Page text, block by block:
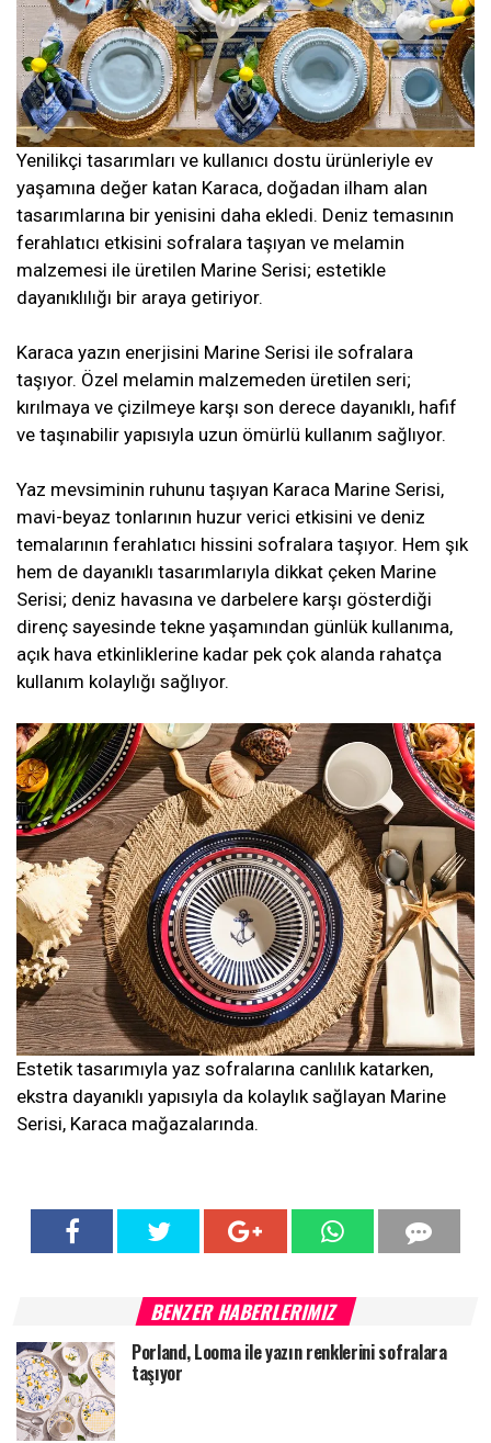
Yenilikçi tasarımları ve kullanıcı dostu ürünleriyle ev
yaşamına değer katan Karaca, doğadan ilham alan
tasarımlarına bir yenisini daha ekledi. Deniz temasının
ferahlatıcı etkisini sofralara taşıyan ve melamin
malzemesi ile üretilen Marine Serisi; estetikle
dayanıklılığı bir araya getiriyor.
Karaca yazın enerjisini Marine Serisi ile sofralara
taşıyor. Özel melamin malzemeden üretilen seri;
kırılmaya ve çizilmeye karşı son derece dayanıklı, hafif
ve taşınabilir yapısıyla uzun ömürlü kullanım sağlıyor.
Yaz mevsiminin ruhunu taşıyan Karaca Marine Serisi,
mavi-beyaz tonlarının huzur verici etkisini ve deniz
temalarının ferahlatıcı hissini sofralara taşıyor. Hem şık
hem de dayanıklı tasarımlarıyla dikkat çeken Marine
Serisi; deniz havasına ve darbelere karşı gösterdiği
direnç sayesinde tekne yaşamından günlük kullanıma,
açık hava etkinliklerine kadar pek çok alanda rahatça
kullanım kolaylığı sağlıyor.
Estetik tasarımıyla yaz sofralarına canlılık katarken,
ekstra dayanıklı yapısıyla da kolaylık sağlayan Marine
Serisi, Karaca mağazalarında.
BENZER HABERLERIMIZ
Porland, Looma ile yazın renklerini sofralara
taşıyor